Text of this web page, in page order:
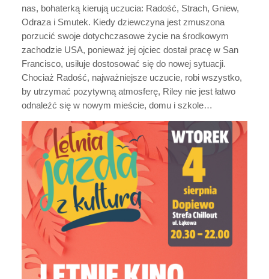
nas, bohaterką kierują uczucia: Radość, Strach, Gniew,
Odraza i Smutek. Kiedy dziewczyna jest zmuszona
porzucić swoje dotychczasowe życie na środkowym
zachodzie USA, ponieważ jej ojciec dostał pracę w San
Francisco, usiłuje dostosować się do nowej sytuacji.
Chociaż Radość, najważniejsze uczucie, robi wszystko,
by utrzymać pozytywną atmosferę, Riley nie jest łatwo
odnaleźć się w nowym mieście, domu i szkole…